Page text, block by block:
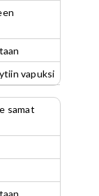
vapuksi
samat